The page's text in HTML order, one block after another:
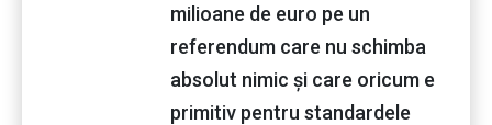
milioane de euro pe un
referendum care nu schimba
absolut nimic și care oricum e
primitiv pentru standardele